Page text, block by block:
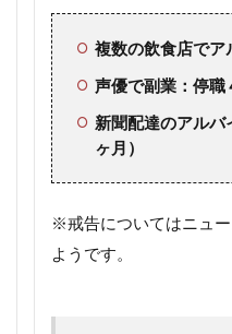
複数の飲食店でア
声優で副業：停職
新聞配達のアルバ
ヶ月）
※戒告についてはニュ
ようです。